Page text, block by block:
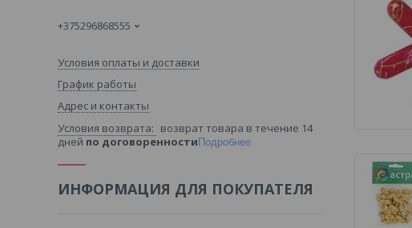
+375296868555
Условия оплаты и доставки
График работы
Адрес и контакты
возврат товара в течение 14
дней по договоренности Подробнее
ИНФОРМАЦИЯ ДЛЯ ПОКУПАТЕЛЯ